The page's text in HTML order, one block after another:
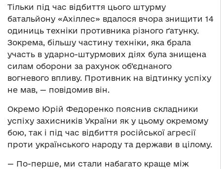
Тільки під час відбиття цього штурму
батальйону «Ахіллес» вдалося вчора знищити 14
одиниць техніки противника різного ґатунку.
Зокрема, більшу частину техніки, яка брала
участь в ударно-штурмових діях була знищена
силам оборони за рахунок об’єднаного
вогневого впливу. Противник на відтинку успіху
не мав, — повідомив він.
Окремо Юрій Федоренко пояснив складники
успіху захисників України як у цьому окремому
бою, так і під час відбиття російської агресії
проти українського народу та держави в цілому.
— По-перше, ми стали набагато краще між